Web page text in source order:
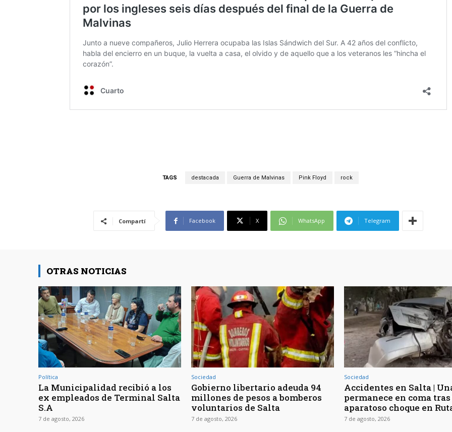
TAGS destacada Guerra de Malvinas Pink Floyd rock
Compartí Facebook X WhatsApp Telegram
OTRAS NOTICIAS
Política
La Municipalidad recibió a los
ex empleados de Terminal Salta
S.A
7 de agosto, 2026
Sociedad
Gobierno libertario adeuda 94
millones de pesos a bomberos
voluntarios de Salta
7 de agosto, 2026
Sociedad
Accidentes en Salta |
permanece en coma
aparatoso choque en
7 de agosto, 2026